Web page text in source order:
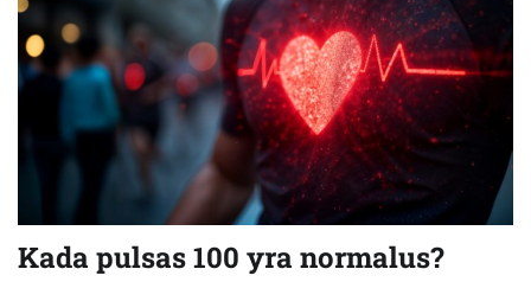
Kada pulsas 100 yra normalus?